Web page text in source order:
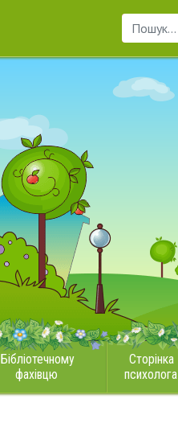
Пошук...
Бібліотечному
фахівцю
Сторінка
психолога